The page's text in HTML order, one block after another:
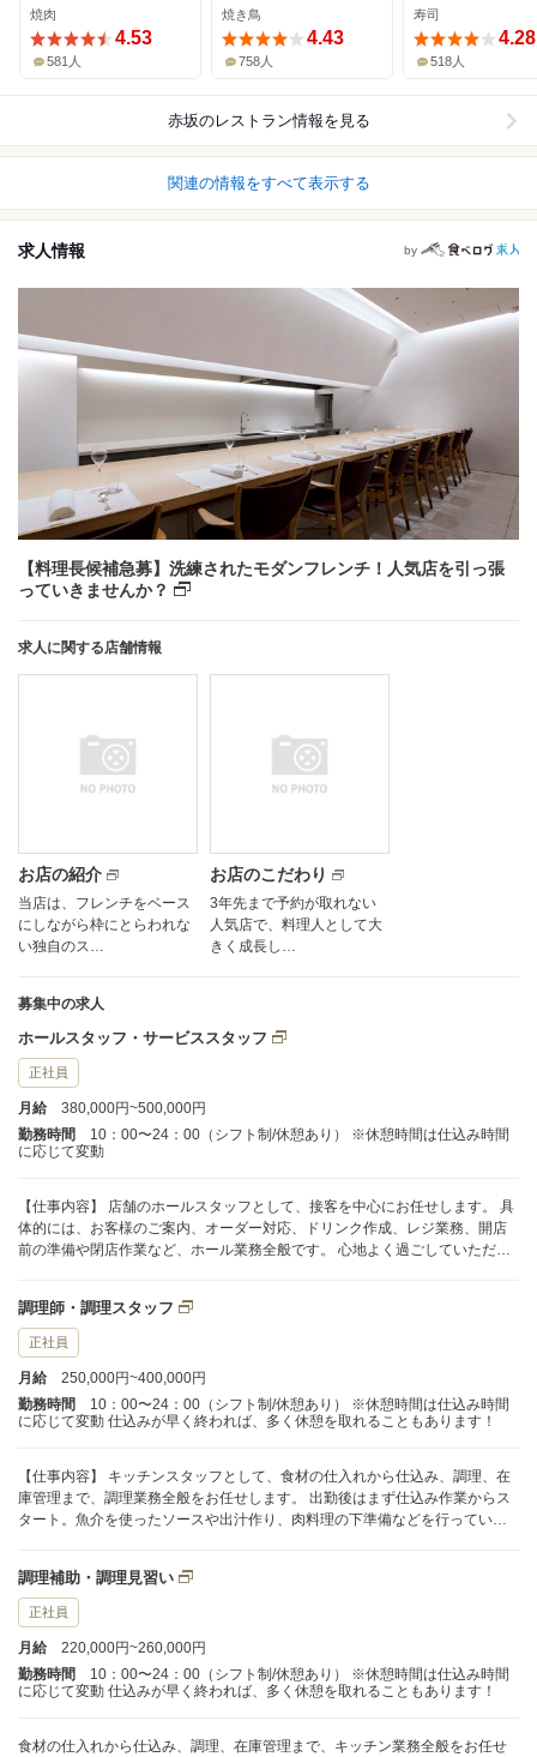
焼肉
4.53
581人
焼き鳥
4.43
758人
寿司
4.28
518人
赤坂のレストラン情報を見る
関連の情報をすべて表示する
求人情報 by
【料理長候補急募】洗練されたモダンフレンチ！人気店を引っ張
っていきませんか？
求人に関する店舗情報
お店の紹介
当店は、フレンチをベース
にしながら枠にとらわれな
い独自のス…
お店のこだわり
3年先まで予約が取れない
人気店で、料理人として大
きく成長し…
募集中の求人
ホールスタッフ・サービススタッフ
正社員
月給
380,000円~500,000円
勤務時間
10：00〜24：00（シフト制/休憩あり） ※休憩時間は仕込み時間
に応じて変動
【仕事内容】 店舗のホールスタッフとして、接客を中心にお任せします。 具
体的には、お客様のご案内、オーダー対応、ドリンク作成、レジ業務、開店
前の準備や閉店作業など、ホール業務全般です。 心地よく過ごしていただけ
調理師・調理スタッフ
正社員
月給
250,000円~400,000円
勤務時間
10：00〜24：00（シフト制/休憩あり） ※休憩時間は仕込み時間
に応じて変動 仕込みが早く終われば、多く休憩を取れることもあります！
【仕事内容】 キッチンスタッフとして、食材の仕入れから仕込み、調理、在
庫管理まで、調理業務全般をお任せします。 出勤後はまず仕込み作業からス
タート。魚介を使ったソースや出汁作り、肉料理の下準備などを行っていた
調理補助・調理見習い
正社員
月給
220,000円~260,000円
勤務時間
10：00〜24：00（シフト制/休憩あり） ※休憩時間は仕込み時間
に応じて変動 仕込みが早く終われば、多く休憩を取れることもあります！
食材の仕入れから仕込み、調理、在庫管理まで、キッチン業務全般をお任せ